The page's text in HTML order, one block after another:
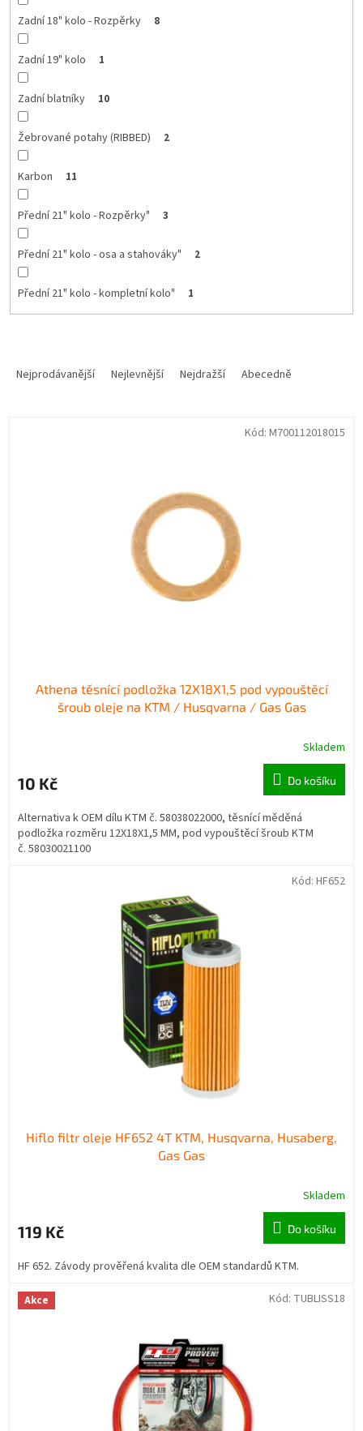
Zadní 18" kolo - Rozpěrky 8
Zadní 19" kolo 1
Zadní blatníky 10
Žebrované potahy (RIBBED) 2
Karbon 11
Přední 21" kolo - Rozpěrky" 3
Přední 21" kolo - osa a stahováky" 2
Přední 21" kolo - kompletní kolo" 1
Nejprodávanější Nejlevnější Nejdražší Abecedně
Athena těsnící podložka 12X18X1,5 pod vypouštěcí
šroub oleje na KTM / Husqvarna / Gas Gas
Skladem
10 Kč Do košíku
Alternativa k OEM dílu KTM č. 58038022000, těsnící měděná
podložka rozměru 12X18X1,5 MM, pod vypouštěcí šroub KTM
č. 58030021100
Kód: M700112018015
Hiflo filtr oleje HF652 4T KTM, Husqvarna, Husaberg,
Gas Gas
Skladem
119 Kč Do košíku
HF 652. Závody prověřená kvalita dle OEM standardů KTM.
Kód: HF652
Akce Kód: TUBLISS18